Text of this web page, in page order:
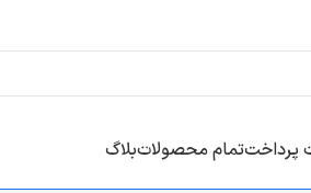
پرداختتمام محصولاتبلاگ